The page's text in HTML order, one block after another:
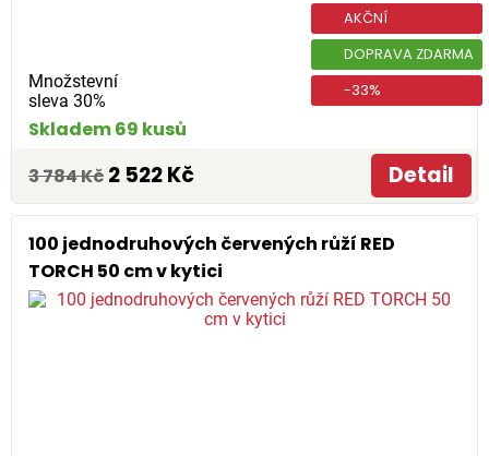
Množstevní
sleva 30%
AKČNÍ
DOPRAVA ZDARMA
-33%
Skladem 69 kusů
3 784 Kč 2 522 Kč Detail
100 jednodruhových červených růží RED
TORCH 50 cm v kytici